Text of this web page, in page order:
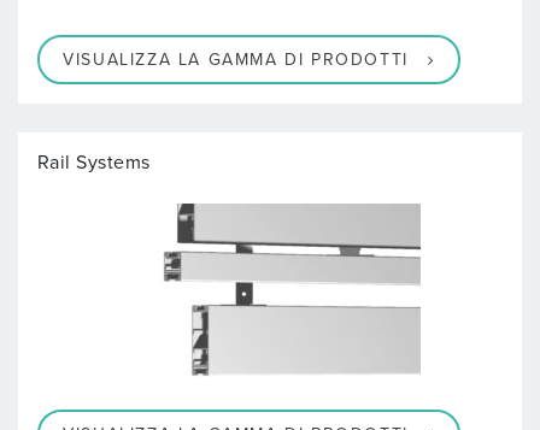
VISUALIZZA LA GAMMA DI PRODOTTI
Rail Systems